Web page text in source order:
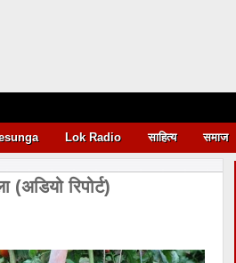
Lok Radio साहित्य समाज
रिपोर्ट)